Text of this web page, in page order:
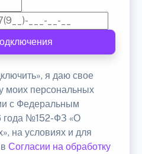
я даю свое
моих персональных
с Федеральным
года №152-ФЗ «О
на условиях и для
Согласии на обработку